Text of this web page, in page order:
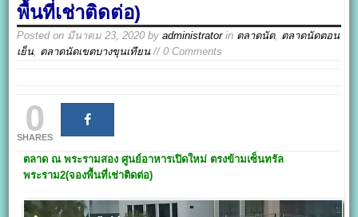
พื้นที่เช่าติดต่อ)
Posted on มีนาคม 23, 2020 byadministratorin ตลาดนัด, ตลาดนัดตอน
เย็น, ตลาดนัดเขตบางขุนเทียน // 0 Comments
0
SHARES
ตลาด ณ พระรามสอง ศูนย์อาหารเปิดใหม่ ตรงข้ามเซ็นทรัล​
พระราม2(จองพื้นที่เช่าติดต่อ)